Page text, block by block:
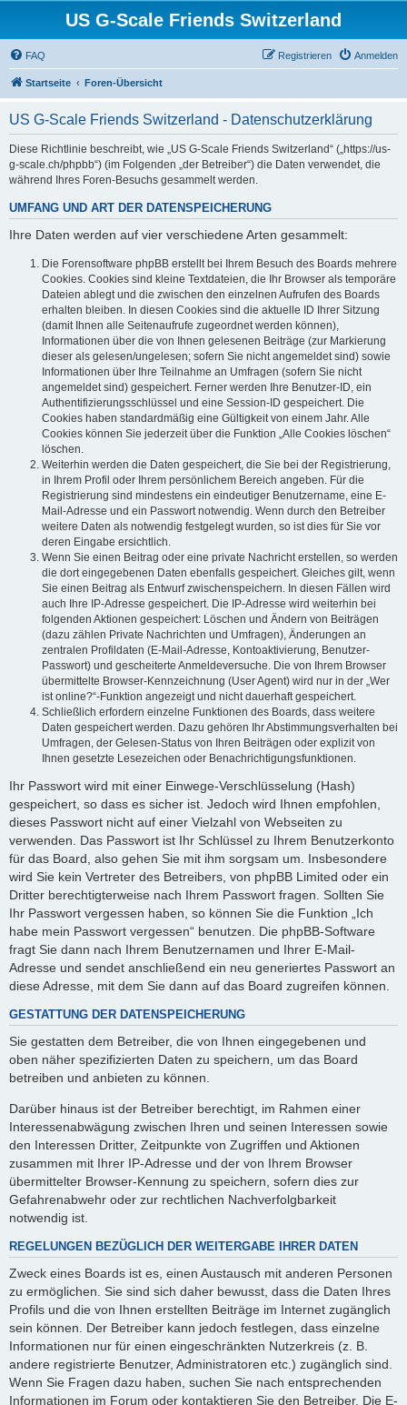
US G-Scale Friends Switzerland
FAQ Anmelden
Registrieren
Startseite Foren-Übersicht
US G-Scale Friends Switzerland - Datenschutzerklärung
Diese Richtlinie beschreibt, wie „US G-Scale Friends Switzerland“ („https://us-
g-scale.ch/phpbb“) (im Folgenden „der Betreiber“) die Daten verwendet, die
während Ihres Foren-Besuchs gesammelt werden.
UMFANG UND ART DER DATENSPEICHERUNG
Ihre Daten werden auf vier verschiedene Arten gesammelt:
Die Forensoftware phpBB erstellt bei Ihrem Besuch des Boards mehrere
Cookies. Cookies sind kleine Textdateien, die Ihr Browser als temporäre
Dateien ablegt und die zwischen den einzelnen Aufrufen des Boards
erhalten bleiben. In diesen Cookies sind die aktuelle ID Ihrer Sitzung
(damit Ihnen alle Seitenaufrufe zugeordnet werden können),
Informationen über die von Ihnen gelesenen Beiträge (zur Markierung
dieser als gelesen/ungelesen; sofern Sie nicht angemeldet sind) sowie
Informationen über Ihre Teilnahme an Umfragen (sofern Sie nicht
angemeldet sind) gespeichert. Ferner werden Ihre Benutzer-ID, ein
Authentifizierungsschlüssel und eine Session-ID gespeichert. Die
Cookies haben standardmäßig eine Gültigkeit von einem Jahr. Alle
Cookies können Sie jederzeit über die Funktion „Alle Cookies löschen“
löschen.
Weiterhin werden die Daten gespeichert, die Sie bei der Registrierung,
in Ihrem Profil oder Ihrem persönlichem Bereich angeben. Für die
Registrierung sind mindestens ein eindeutiger Benutzername, eine E-
Mail-Adresse und ein Passwort notwendig. Wenn durch den Betreiber
weitere Daten als notwendig festgelegt wurden, so ist dies für Sie vor
deren Eingabe ersichtlich.
Wenn Sie einen Beitrag oder eine private Nachricht erstellen, so werden
die dort eingegebenen Daten ebenfalls gespeichert. Gleiches gilt, wenn
Sie einen Beitrag als Entwurf zwischenspeichern. In diesen Fällen wird
auch Ihre IP-Adresse gespeichert. Die IP-Adresse wird weiterhin bei
folgenden Aktionen gespeichert: Löschen und Ändern von Beiträgen
(dazu zählen Private Nachrichten und Umfragen), Änderungen an
zentralen Profildaten (E-Mail-Adresse, Kontoaktivierung, Benutzer-
Passwort) und gescheiterte Anmeldeversuche. Die von Ihrem Browser
übermittelte Browser-Kennzeichnung (User Agent) wird nur in der „Wer
ist online?“-Funktion angezeigt und nicht dauerhaft gespeichert.
Schließlich erfordern einzelne Funktionen des Boards, dass weitere
Daten gespeichert werden. Dazu gehören Ihr Abstimmungsverhalten bei
Umfragen, der Gelesen-Status von Ihren Beiträgen oder explizit von
Ihnen gesetzte Lesezeichen oder Benachrichtigungsfunktionen.
Ihr Passwort wird mit einer Einwege-Verschlüsselung (Hash)
gespeichert, so dass es sicher ist. Jedoch wird Ihnen empfohlen,
dieses Passwort nicht auf einer Vielzahl von Webseiten zu
verwenden. Das Passwort ist Ihr Schlüssel zu Ihrem Benutzerkonto
für das Board, also gehen Sie mit ihm sorgsam um. Insbesondere
wird Sie kein Vertreter des Betreibers, von phpBB Limited oder ein
Dritter berechtigterweise nach Ihrem Passwort fragen. Sollten Sie
Ihr Passwort vergessen haben, so können Sie die Funktion „Ich
habe mein Passwort vergessen“ benutzen. Die phpBB-Software
fragt Sie dann nach Ihrem Benutzernamen und Ihrer E-Mail-
Adresse und sendet anschließend ein neu generiertes Passwort an
diese Adresse, mit dem Sie dann auf das Board zugreifen können.
GESTATTUNG DER DATENSPEICHERUNG
Sie gestatten dem Betreiber, die von Ihnen eingegebenen und
oben näher spezifizierten Daten zu speichern, um das Board
betreiben und anbieten zu können.
Darüber hinaus ist der Betreiber berechtigt, im Rahmen einer
Interessenabwägung zwischen Ihren und seinen Interessen sowie
den Interessen Dritter, Zeitpunkte von Zugriffen und Aktionen
zusammen mit Ihrer IP-Adresse und der von Ihrem Browser
übermittelter Browser-Kennung zu speichern, sofern dies zur
Gefahrenabwehr oder zur rechtlichen Nachverfolgbarkeit
notwendig ist.
REGELUNGEN BEZÜGLICH DER WEITERGABE IHRER DATEN
Zweck eines Boards ist es, einen Austausch mit anderen Personen
zu ermöglichen. Sie sind sich daher bewusst, dass die Daten Ihres
Profils und die von Ihnen erstellten Beiträge im Internet zugänglich
sein können. Der Betreiber kann jedoch festlegen, dass einzelne
Informationen nur für einen eingeschränkten Nutzerkreis (z. B.
andere registrierte Benutzer, Administratoren etc.) zugänglich sind.
Wenn Sie Fragen dazu haben, suchen Sie nach entsprechenden
Informationen im Forum oder kontaktieren Sie den Betreiber. Die E-